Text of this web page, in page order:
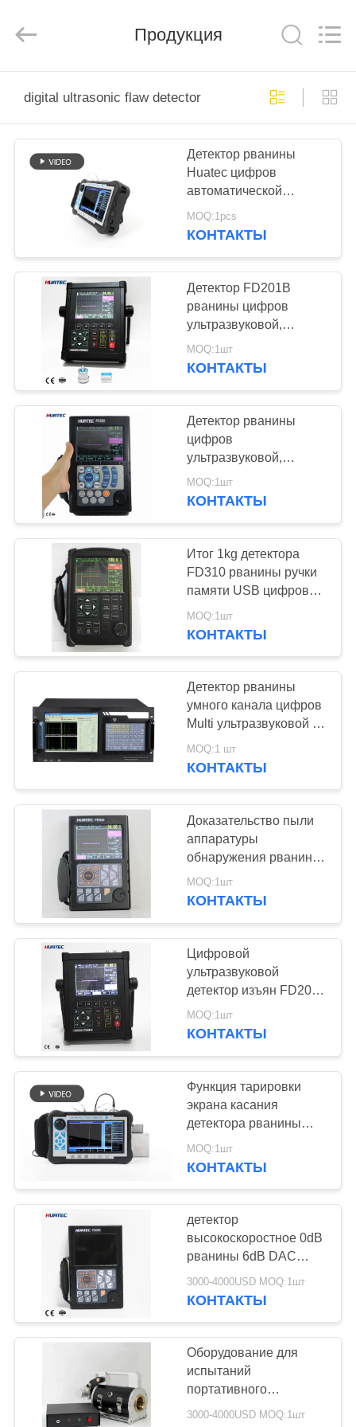
ПРОДУКТЫ
ПУТЕШЕСТВИЕ
ФАБРИКИ
ПРОВЕРКА
КАЧЕСТВА
СВЯЖИТЕСЬ
СПРОСИТЕ
ЦИТАТУ
КАРТА
САЙТА
PRIVACY
POLICY
Rights
Продукция
digital ultrasonic flaw detector
Детектор рванины
Huatec цифров
автоматической
тарировки
портативный
MOQ:1pcs
КОНТАКТЫ
Детектор FD201B
рванины цифров
ультразвуковой,
ультразвуковой
детектор, NDT, UT,
MOQ:1шт
КОНТАКТЫ
Детектор рванины
цифров
ультразвуковой,
ультразвуковое
доказательство пыли
MOQ:1шт
КОНТАКТЫ
Итог 1kg детектора
FD310 рванины ручки
памяти USB цифровой
ультразвуковой
миниый с батареей
MOQ:1шт
КОНТАКТЫ
Детектор рванины
умного канала цифров
Multi ультразвуковой в
физике
MOQ:1 шт
КОНТАКТЫ
Доказательство пыли
аппаратуры
обнаружения рванины
цифров
ультразвуковое
MOQ:1шт
КОНТАКТЫ
Цифровой
ультразвуковой
детектор изъян FD201,
UT, ультразвуковой
испытательное
MOQ:1шт
КОНТАКТЫ
Функция тарировки
экрана касания
детектора рванины
карты Сд портативная
ультразвуковая
MOQ:1шт
КОНТАКТЫ
детектор
высокоскоростное 0dB
рванины 6dB DAC
цифров
ультразвуковой - 130dB
3000-4000USD MOQ:1шт
КОНТАКТЫ
Оборудование для
испытаний
портативного
ультразвукового
3000-4000USD MOQ:1шт